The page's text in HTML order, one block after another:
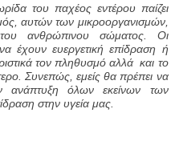
του παχέος εντέρου παίζει
αυτών των μικροοργανισμών,
ανθρώπινου σώματος. Οι
έχουν ευεργετική επίδραση ή
τον πληθυσμό αλλά και το
Συνεπώς, εμείς θα πρέπει να
ανάπτυξη όλων εκείνων των
στην υγεία μας.